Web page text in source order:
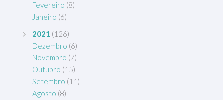
Fevereiro (8)
Janeiro (6)
2021 (126)
Dezembro (6)
Novembro (7)
Outubro (15)
Setembro (11)
Agosto (8)